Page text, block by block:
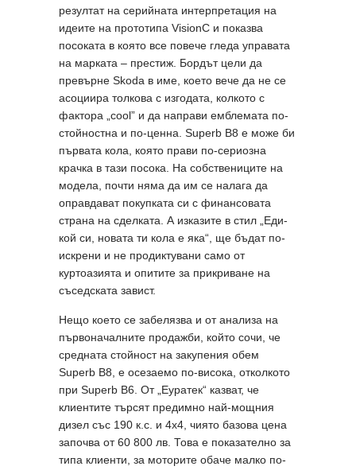
резултат на серийната интерпретация на
идеите на прототипа VisionC и показва
посоката в която все повече гледа управата
на марката – престиж. Бордът цели да
превърне Skoda в име, което вече да не се
асоциира толкова с изгодата, колкото с
фактора „cool” и да направи емблемата по-
стойностна и по-ценна. Superb B8 е може би
първата кола, която прави по-сериозна
крачка в тази посока. На собствениците на
модела, почти няма да им се налага да
оправдават покупката си с финансовата
страна на сделката. А изказите в стил „Еди-
кой си, новата ти кола е яка“, ще бъдат по-
искрени и не продиктувани само от
куртоазията и опитите за прикриване на
съседската завист.
Нещо което се забелязва и от анализа на
първоначалните продажби, който сочи, че
средната стойност на закупения обем
Superb B8, е осезаемо по-висока, отколкото
при Superb B6. От „Еуратек“ казват, че
клиентите търсят предимно най-мощния
дизел със 190 к.с. и 4x4, чиято базова цена
започва от 60 800 лв. Това е показателно за
типа клиенти, за моторите обаче малко по-